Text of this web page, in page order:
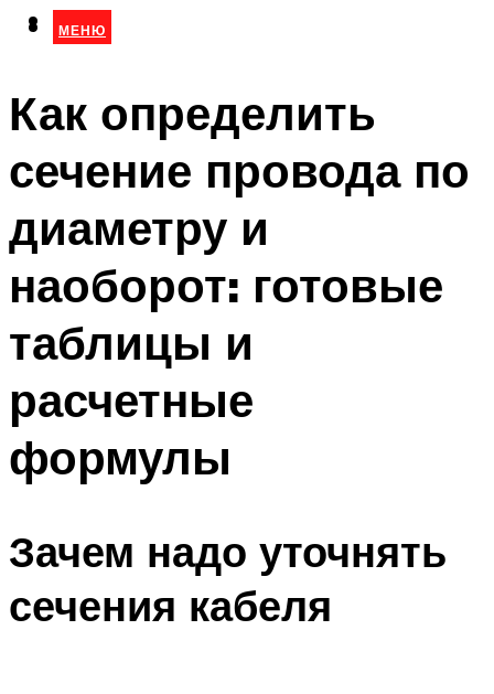
МЕНЮ
МЕНЮ
Как определить
сечение провода по
диаметру и
наоборот: готовые
таблицы и
расчетные
формулы
Зачем надо уточнять
сечения кабеля